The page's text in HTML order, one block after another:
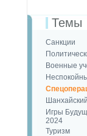
Темы
Санкции
Военные
Игры
2024
Туризм